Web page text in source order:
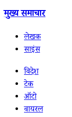
मुख्य समाचार
लेखक
साइंस
विदेश
टेक
ऑटो
वायरल